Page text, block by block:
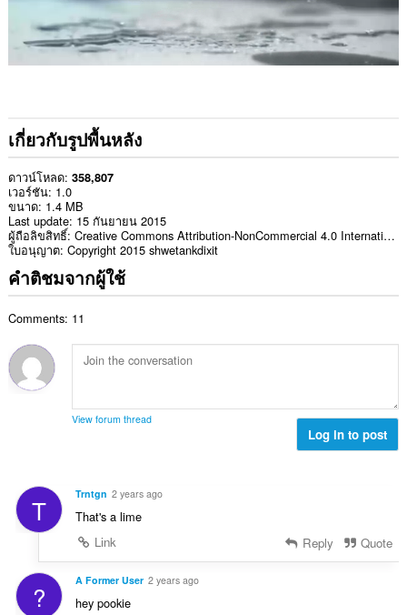
เกี่ยวกับรูปพื้นหลัง
ดาวน์โหลด 358,807
เวอร์ชัน 1.0
ขนาด 1.4 MB
Last update 15 กันยายน 2015
ผู้ถือลิขสิทธิ์
Creative Commons Attribution-NonCommercial 4.0 International License.
ใบอนุญาต Copyright 2015 shwetankdixit
คำติชมจากผู้ใช้
Comments: 11
View forum thread
Log in to post
T Trntgn 2 years ago
That's a lime
Link
Reply Quote
? A Former User 2 years ago
hey pookie